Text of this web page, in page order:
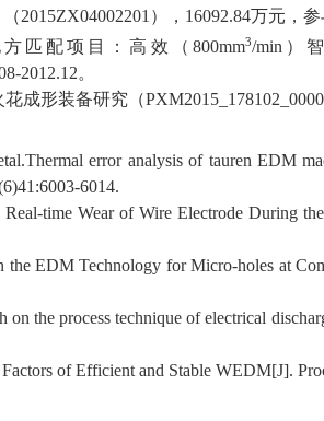
2015ZX04002201 ）， 16092.84万元，参
匹配项目：高效（ 800mm3/min ）
2012.12。
成形装备研究（
error analysis of tauren EDM
6014.
time Wear of Wire Electrode During
EDM Technology for Micro-holes at
on the process technique of electrical
of Efficient and Stable WEDM[J].